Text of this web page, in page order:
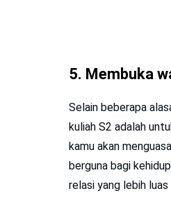
5. Membuka
Selain beberapa
kuliah S2 adalah
kamu akan
berguna bagi
relasi yang lebih